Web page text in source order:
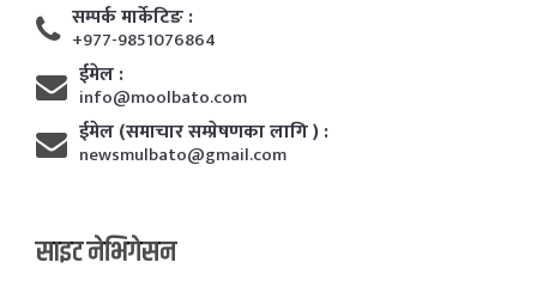
सम्पर्क मार्केटिङ :
+977-9851076864
ईमेल :
info@moolbato.com
ईमेल (समाचार सम्प्रेषणका लागि ) :
newsmulbato@gmail.com
साइट नेभिगेसन